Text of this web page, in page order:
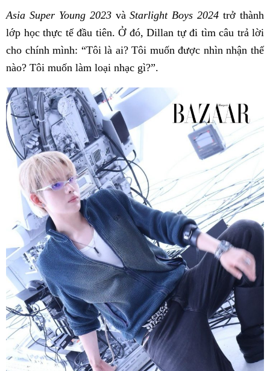
Asia Super Young 2023vàStarlight Boys 2024 trở thành
lớp học thực tế đầu tiên. Ở đó, Dillan tự đi tìm câu trả lời
cho chính mình: “Tôi là ai? Tôi muốn được nhìn nhận thế
nào? Tôi muốn làm loại nhạc gì?”.